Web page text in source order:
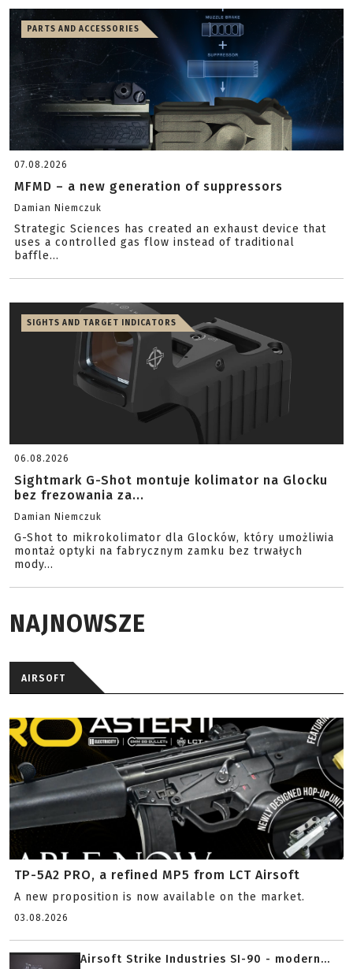
PARTS AND ACCESSORIES
07.08.2026
MFMD – a new generation of suppressors
Damian Niemczuk
Strategic Sciences has created an exhaust device that
uses a controlled gas flow instead of traditional
baffle...
SIGHTS AND TARGET INDICATORS
06.08.2026
Sightmark G-Shot montuje kolimator na Glocku
bez frezowania za...
Damian Niemczuk
G-Shot to mikrokolimator dla Glocków, który umożliwia
montaż optyki na fabrycznym zamku bez trwałych
mody...
NAJNOWSZE
AIRSOFT
TP-5A2 PRO, a refined MP5 from LCT Airsoft
A new proposition is now available on the market.
03.08.2026
Airsoft Strike Industries SI-90 - modern...